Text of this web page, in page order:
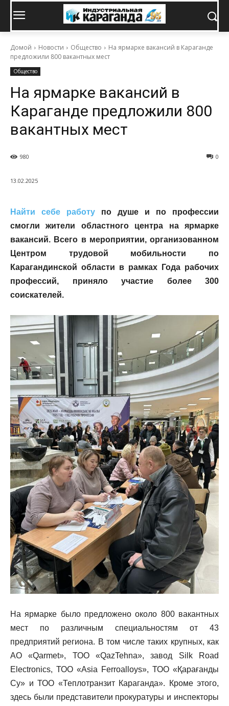
Домой Новости Общество
На ярмарке вакансий в Караганде
предложили 800 вакантных мест
Общество
На ярмарке вакансий в
Караганде предложили 800
вакантных мест
0
980
13.02.2025
Найти себе работу по душе и по профессии
смогли жители областного центра на ярмарке
вакансий. Всего в мероприятии, организованном
Центром трудовой мобильности по
Карагандинской области в рамках Года рабочих
профессий, приняло участие более 300
соискателей.
На ярмарке было предложено около 800 вакантных
мест по различным специальностям от 43
предприятий региона. В том числе таких крупных, как
АО «Qarmet», ТОО «QazTehna», завод Silk Road
Electronics, ТОО «Asia Ferroalloys», ТОО «Қарағанды
Су» и ТОО «Теплотранзит Караганда». Кроме этого,
здесь были представители прокуратуры и инспекторы